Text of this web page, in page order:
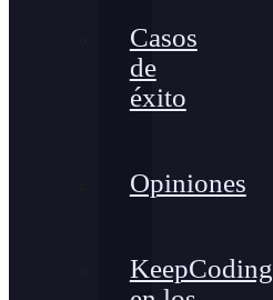
Casos
de
éxito
Opiniones
KeepCoding